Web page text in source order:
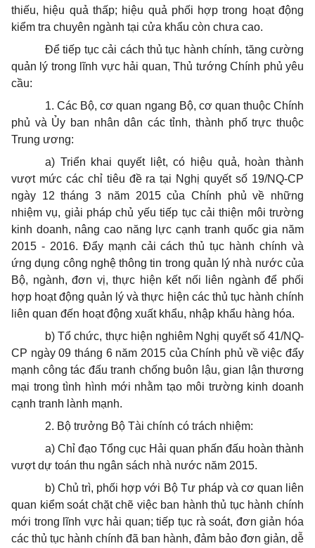
thiếu, hiệu quả thấp; hiệu quả phối hợp trong hoạt động
kiểm tra chuyên ngành tại cửa khẩu còn chưa cao.
Để tiếp tục cải cách thủ tục hành chính, tăng cường
quản lý trong lĩnh vực hải quan, Thủ tướng Chính phủ yêu
cầu:
1. Các Bộ, cơ quan ngang Bộ, cơ quan thuộc Chính
phủ và Ủy ban nhân dân các tỉnh, thành phố trực thuộc
Trung ương:
a) Triển khai quyết liệt, có hiệu quả, hoàn thành
vượt mức các chỉ tiêu đề ra tại Nghị quyết số 19/NQ-CP
ngày 12 tháng 3 năm 2015 của Chính phủ về những
nhiệm vụ, giải pháp chủ yếu tiếp tục cải thiện môi trường
kinh doanh, nâng cao năng lực cạnh tranh quốc gia năm
2015 - 2016. Đẩy mạnh cải cách thủ tục hành chính và
ứng dụng công nghệ thông tin trong quản lý nhà nước của
Bộ, ngành, đơn vị, thực hiện kết nối liên ngành để phối
hợp hoạt động quản lý và thực hiện các thủ tục hành chính
liên quan đến hoạt động xuất khẩu, nhập khẩu hàng hóa.
b) Tổ chức, thực hiện nghiêm Nghị quyết số 41/NQ-
CP ngày 09 tháng 6 năm 2015 của Chính phủ về việc đẩy
mạnh công tác đấu tranh chống buôn lậu, gian lận thương
mại trong tình hình mới nhằm tạo môi trường kinh doanh
cạnh tranh lành mạnh.
2. Bộ trưởng Bộ Tài chính có trách nhiệm:
a) Chỉ đạo Tổng cục Hải quan phấn đấu hoàn thành
vượt dự toán thu ngân sách nhà nước năm 2015.
b) Chủ trì, phối hợp với Bộ Tư pháp và cơ quan liên
quan kiểm soát chặt chẽ việc ban hành thủ tục hành chính
mới trong lĩnh vực hải quan; tiếp tục rà soát, đơn giản hóa
các thủ tục hành chính đã ban hành, đảm bảo đơn giản, dễ